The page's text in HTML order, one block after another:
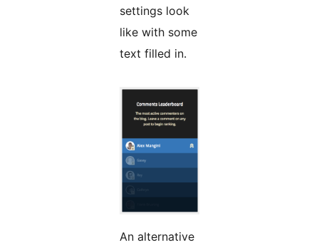
settings look
like with some
text filled in.
An alternative